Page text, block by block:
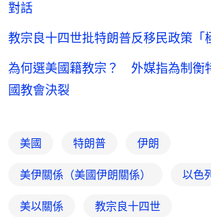
對話
教宗良十四世批特朗普反移民政策「
為何選美國籍教宗？ 外媒指為制衡
國教會決裂
美國 特朗普 伊朗
美伊關係（美國伊朗關係） 以色列
美以關係 教宗良十四世